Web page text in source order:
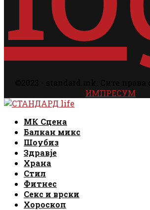
ИМПРЕСУМ
Facebook
Instagram
Email
Rss
МК Сцена
Балкан микс
Шоубиз
Здравје
Храна
Стил
Фитнес
Секс и врски
Хороскоп